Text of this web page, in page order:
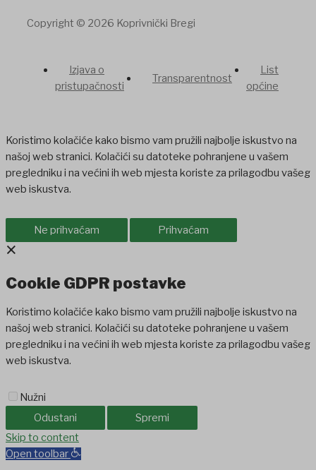
Copyright © 2026 Koprivnički Bregi
Izjava o
pristupačnosti
Transparentnost
List
općine
Koristimo kolačiće kako bismo vam pružili najbolje iskustvo na
našoj web stranici. Kolačići su datoteke pohranjene u vašem
pregledniku i na većini ih web mjesta koriste za prilagodbu vašeg
web iskustva.
Ne prihvaćam Prihvaćam
×
Cookie GDPR postavke
Koristimo kolačiće kako bismo vam pružili najbolje iskustvo na
našoj web stranici. Kolačići su datoteke pohranjene u vašem
pregledniku i na većini ih web mjesta koriste za prilagodbu vašeg
web iskustva.
Nužni
Odustani
Spremi
Holiganbet
Skip to content
Open toolbar